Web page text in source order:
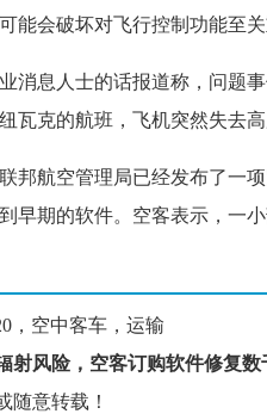
能会破坏对飞行控制功能至
消息人士的话报道称，问题
瓦克的航班，飞机突然失去
邦航空管理局已经发布了一
早期的软件。空客表示，一小
，空中客车，运输
射风险，空客订购软件修复数
随意转载！